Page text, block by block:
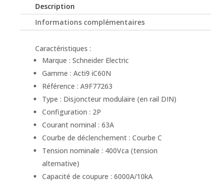
Description
Informations complémentaires
Caractéristiques :
Marque : Schneider Electric
Gamme : Acti9 iC60N
Référence : A9F77263
Type : Disjoncteur modulaire (en rail DIN)
Configuration : 2P
Courant nominal : 63A
Courbe de déclenchement : Courbe C
Tension nominale : 400Vca (tension
alternative)
Capacité de coupure : 6000A/10kA